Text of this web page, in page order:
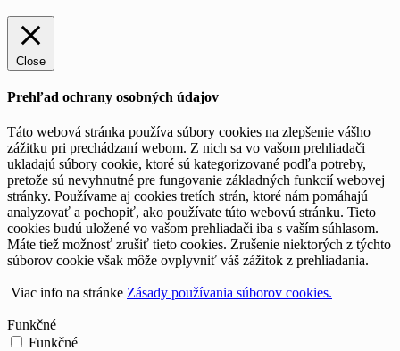
Close
Prehľad ochrany osobných údajov
Táto webová stránka používa súbory cookies na zlepšenie vášho
zážitku pri prechádzaní webom. Z nich sa vo vašom prehliadači
ukladajú súbory cookie, ktoré sú kategorizované podľa potreby,
pretože sú nevyhnutné pre fungovanie základných funkcií webovej
stránky. Používame aj cookies tretích strán, ktoré nám pomáhajú
analyzovať a pochopiť, ako používate túto webovú stránku. Tieto
cookies budú uložené vo vašom prehliadači iba s vaším súhlasom.
Máte tiež možnosť zrušiť tieto cookies. Zrušenie niektorých z týchto
súborov cookie však môže ovplyvniť váš zážitok z prehliadania.
Viac info na stránke Zásady používania súborov cookies.
Funkčné
Funkčné